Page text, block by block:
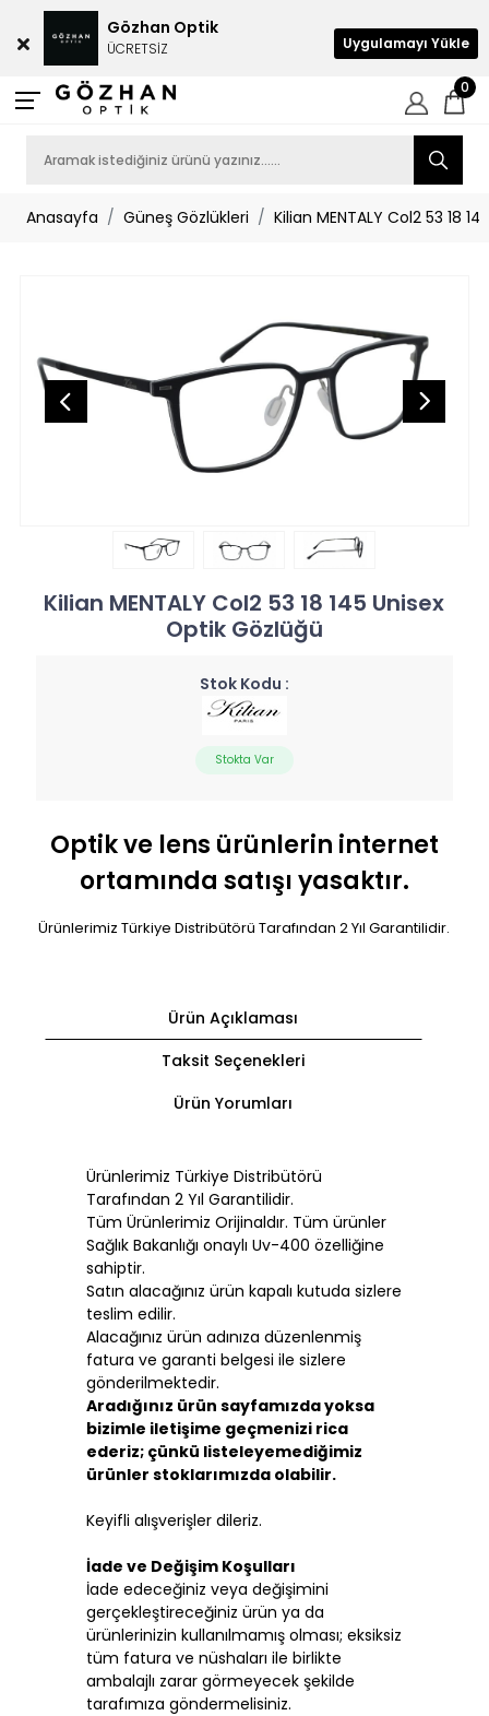
0
Anasayfa Güneş Gözlükleri Kilian MENTALY Col2 53 18
Kilian MENTALY Col2 53 18 145 Unisex
Optik Gözlüğü
Stok Kodu :
Stokta Var
Optik ve lens ürünlerin internet
ortamında satışı yasaktır.
Ürünlerimiz Türkiye Distribütörü Tarafından 2 Yıl Garantilidir.
Ürün Açıklaması
Taksit Seçenekleri
Ürün Yorumları
Ürünlerimiz Türkiye Distribütörü
Tarafından 2 Yıl Garantilidir.
Tüm Ürünlerimiz Orijinaldır. Tüm ürünler
Sağlık Bakanlığı onaylı Uv-400 özelliğine
sahiptir.
Satın alacağınız ürün kapalı kutuda sizlere
teslim edilir.
Alacağınız ürün adınıza düzenlenmiş
fatura ve garanti belgesi ile sizlere
gönderilmektedir.
Aradığınız ürün sayfamızda yoksa
bizimle iletişime geçmenizi rica
ederiz; çünkü listeleyemediğimiz
ürünler stoklarımızda olabilir.
Keyifli alışverişler dileriz.
İade ve Değişim Koşulları
İade edeceğiniz veya değişimini
gerçekleştireceğiniz ürün ya da
ürünlerinizin kullanılmamış olması; eksiksiz
tüm fatura ve nüshaları ile birlikte
ambalajlı zarar görmeyecek şekilde
tarafımıza göndermelisiniz.
Gözhan Optik
ÜCRETSİZ Uygulamayı Yükle